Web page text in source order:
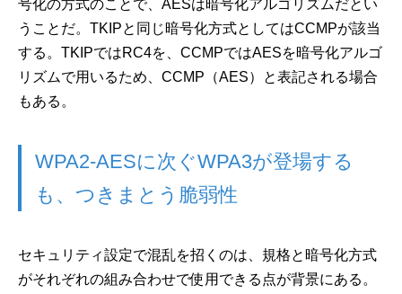
号化の方式のことで、AESは暗号化アルゴリズムだとい
うことだ。TKIPと同じ暗号化方式としてはCCMPが該当
する。TKIPではRC4を、CCMPではAESを暗号化アルゴ
リズムで用いるため、CCMP（AES）と表記される場合
もある。
WPA2-AESに次ぐWPA3が登場する
も、つきまとう脆弱性
セキュリティ設定で混乱を招くのは、規格と暗号化方式
がそれぞれの組み合わせで使用できる点が背景にある。